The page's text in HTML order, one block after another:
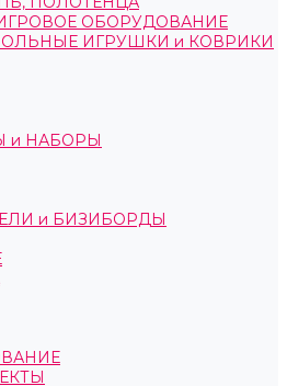
ОБОРУДОВАНИЕ
ИГРУШКИ и КОВРИКИ
и НАБОРЫ
и БИЗИБОРДЫ